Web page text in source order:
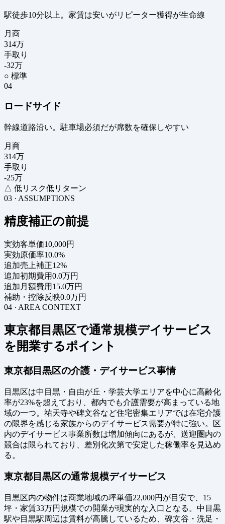
駅徒歩10分以上。家賃は安いがリピーター獲得が生命線
月商
314万
手取り
-32万
○ 標準
04
ロードサイド
幹線道路沿い。駐車場必須だが席数を確保しやすい
月商
314万
手取り
-25万
△ 低リスク低リターン
03 · ASSUMPTIONS
精度補正の前提
実効客単価10,000円
実効原価率10.0%
追加売上補正12%
追加初期費用0.0万円
追加月額費用 15.0万円
補助・控除反映0.0万円
04 · AREA CONTEXT
東京都目黒区で通常規模デイサービス
を開業するポイント
東京都目黒区の介護・デイサービス事情
目黒区は中目黒・自由が丘・学芸大学エリアを中心に高齢化
率が23%を超えており、都内でも介護需要が高まっている地
域の一つ。祐天寺や碑文谷など住宅密集エリアでは在宅介護
の限界を感じる家族からのデイサービス需要が特に強い。区
内のデイサービス事業所数は増加傾向にあるが、送迎圏内の
競合は限られており、差別化次第で安定した稼働率を見込め
る。
東京都目黒区の通常規模デイサービス
目黒区内の物件は商業地域の坪単価22,000円が目安で、15
坪・家賃33万円規模での開業が現実的な入口となる。中目黒
駅や目黒駅周辺は賃料が高騰しているため、碑文谷・洗足・